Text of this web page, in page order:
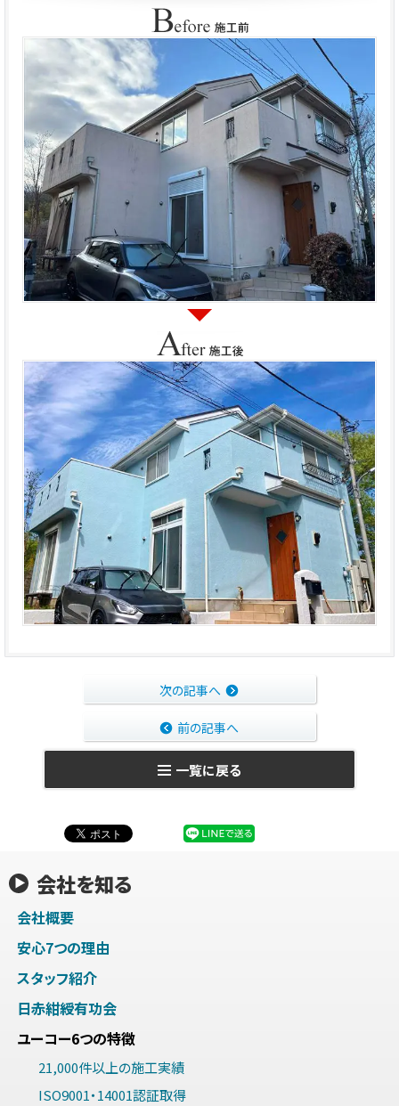
次の記事へ
前の記事へ
一覧に戻る
会社を知る
会社概要
安心7つの理由
スタッフ紹介
日赤紺綬有功会
ユーコー6つの特徴
21,000件以上の施工実績
ISO9001・14001認証取得